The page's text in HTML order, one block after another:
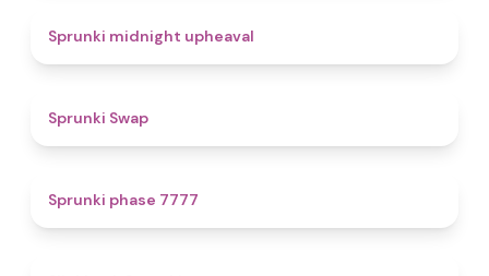
Sprunki midnight upheaval
Sprunki Swap
Sprunki phase 7777